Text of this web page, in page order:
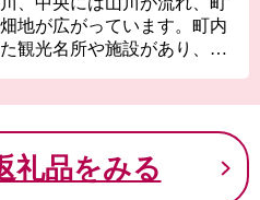
地が広がっています。町内
観光名所や施設があり、町
をはじめいろいろな青果物
ると青々とした白菜畑が続
る町ならではの風景です。
礼品をみる